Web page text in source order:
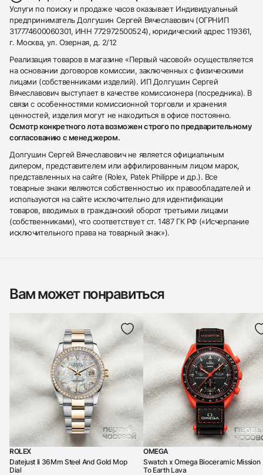
Услуги по поиску и продаже часов оказывает Индивидуальный
предприниматель Долгушин Сергей Вячеславович (ОГРНИП
317774600060301, ИНН 772972500524), юридический адрес 119361,
г. Москва, ул. Озерная, д. 2/12
Реализация товаров в магазине «Первый часовой» осуществляется
на основании договоров комиссии, заключенных с физическими
лицами (собственниками изделий). ИП Долгушин Сергей
Вячеславович выступает в качестве комиссионера (посредника). В
связи с особенностями комиссионной торговли и хранения
ценностей, изделия могут не находиться в офисе постоянно.
Осмотр конкретного лота возможен строго по предварительному
согласованию с менеджером.
Долгушин Сергей Вячеславович не является официальным
дилером, представителем или аффилированным лицом марок,
представленных на сайте (Rolex, Patek Philippe и др.). Все
товарные знаки являются собственностью их правообладателей и
используются на сайте исключительно для идентификации
товаров, вводимых в гражданский оборот третьими лицами
(собственниками), что соответствует ст. 1487 ГК РФ («Исчерпание
исключительного права на товарный знак»).
Вам может понравиться
ROLEX
Datejust Ii 36Mm Steel And Gold Mop
Dial
OMEGA
Swatch x Omega Bioceramic Mission
To Earth Lava